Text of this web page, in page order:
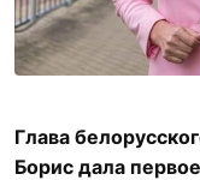
Глава
Борис дала